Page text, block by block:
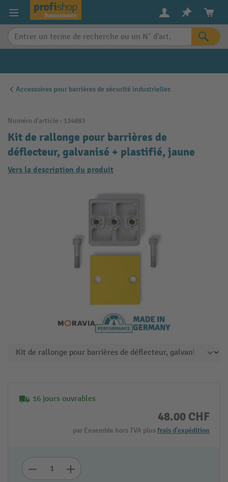
content
Accessoires pour barrières de sécurité industrielles
Numéro d'article : 134883
Kit de rallonge pour barrières de
déflecteur, galvanisé + plastifié, jaune
Vers la description du produit
16 jours ouvrables
48.00 CHF
par Ensemble hors TVA plus frais d'expédition